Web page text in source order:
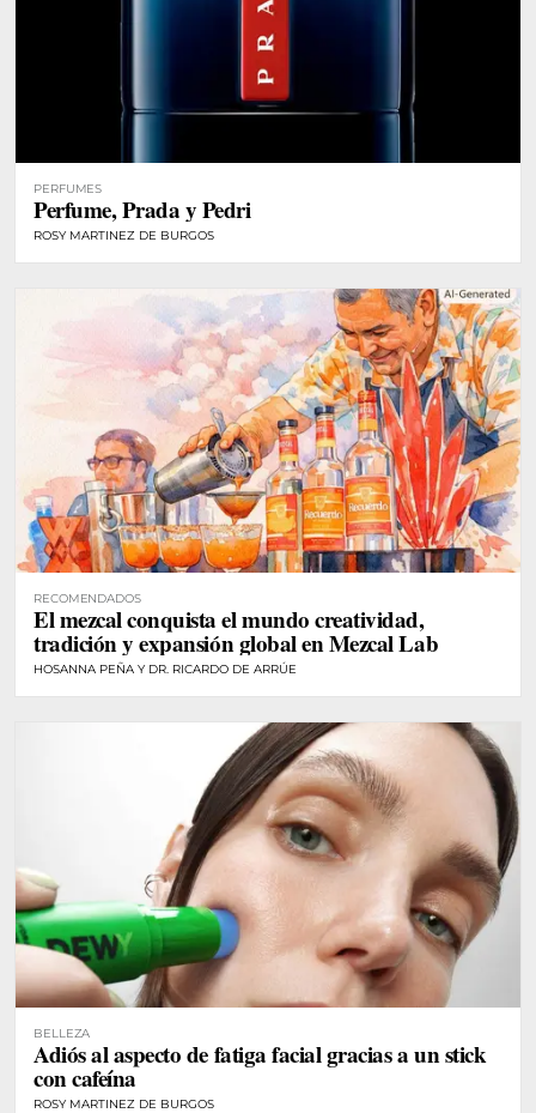
PERFUMES
Perfume, Prada y Pedri
ROSY MARTINEZ DE BURGOS
RECOMENDADOS
El mezcal conquista el mundo creatividad,
tradición y expansión global en Mezcal Lab
HOSANNA PEÑA Y DR. RICARDO DE ARRÚE
BELLEZA
Adiós al aspecto de fatiga facial gracias a un stick
con cafeína
ROSY MARTINEZ DE BURGOS